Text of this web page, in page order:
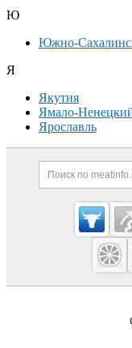
Ю
Южно-
Я
Якутия
Ямало-
Ярославль
Cсылки
мясо и
Важные
Навигация по